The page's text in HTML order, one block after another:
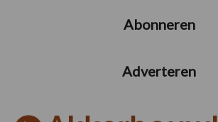
Abonneren
Adverteren